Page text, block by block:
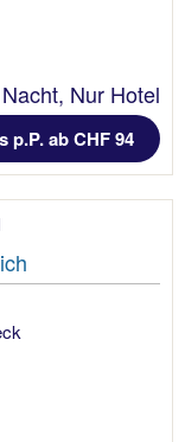
Nur Hotel
p.P. ab CHF 94